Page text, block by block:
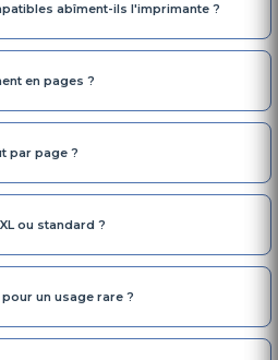
abîment-ils l'imprimante ?
en pages ?
par page ?
ou standard ?
un usage rare ?